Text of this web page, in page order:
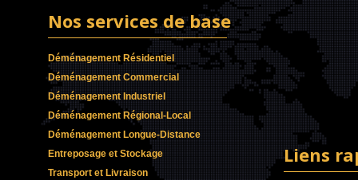
Déménagement Résidentiel
Déménagement Commercial
Déménagement Industriel
Déménagement Régional-Local
Déménagement Longue-Distance
Entreposage et Stockage
Transport et Livraison
Nos services de base
Liens